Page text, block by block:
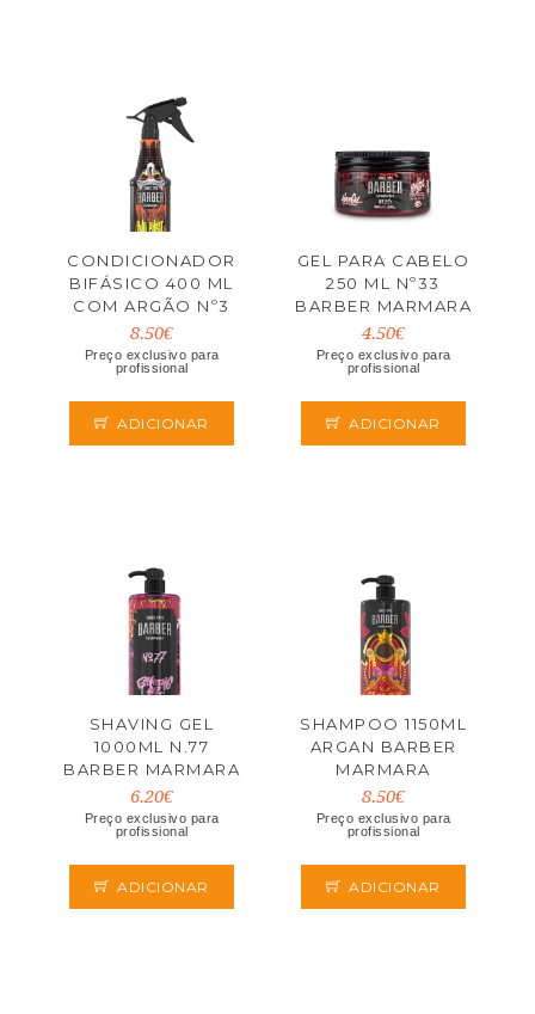
CONDICIONADOR
BIFÁSICO 400 ML
COM ARGÃO Nº3
BARBER MARMARA
8.50€
Preço exclusivo para
profissional
ADICIONAR
GEL PARA CABELO
250 ML Nº33
BARBER MARMARA
4.50€
Preço exclusivo para
profissional
ADICIONAR
SHAVING GEL
1000ML N.77
BARBER MARMARA
6.20€
Preço exclusivo para
profissional
ADICIONAR
SHAMPOO 1150ML
ARGAN BARBER
MARMARA
8.50€
Preço exclusivo para
profissional
ADICIONAR